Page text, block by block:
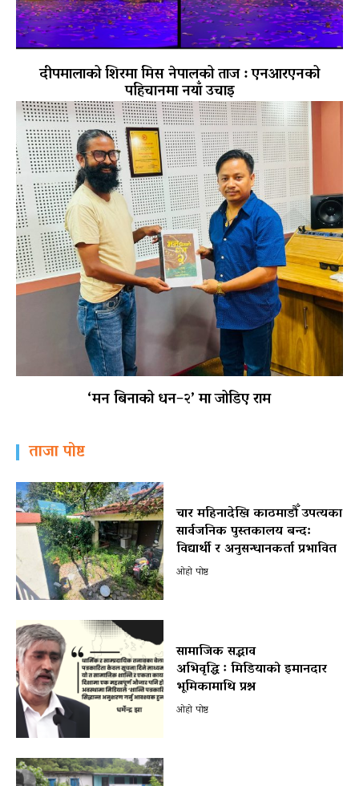
दीपमालाको शिरमा मिस नेपालको ताज : एनआरएनको
पहिचानमा नयाँ उचाइ
‘मन बिनाको धन–२’ मा जोडिए राम
ताजा पोष्ट
चार महिनादेखि काठमाडौँ उपत्यका
सार्वजनिक पुस्तकालय बन्द:
विद्यार्थी र अनुसन्धानकर्ता प्रभावित
ओहो पोष्ट
सामाजिक सद्भाव
अभिवृद्धि ः मिडियाको इमानदार
भूमिकामाथि प्रश्न
ओहो पोष्ट